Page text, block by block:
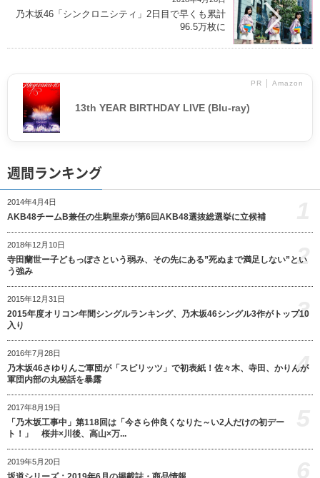
乃木坂46「シンクロニシティ」2日目で早くも累計
96.5万枚に
PR │ Amazon
13th YEAR BIRTHDAY LIVE (Blu-ray)
週間ランキング
2014年4月4日
AKB48チームB兼任の生駒里奈が第6回AKB48選抜総選挙に立候補
2018年12月10日
寺田蘭世ー子どもっぽさという弱み、その先にある”死ぬまで満足しない”とい
う強み
2
2015年12月31日
2015年度オリコン年間シングルランキング、乃木坂46シングル3作がトップ10
入り
3
2016年7月28日
乃木坂46さゆりんご軍団が「スピリッツ」で初表紙！佐々木、寺田、かりんが
軍団内部の丸秘話を暴露
4
2017年8月19日
「乃木坂工事中」第118回は「今さら仲良くなりた～い2人だけの初デー
ト！」 桜井×川後、高山×万...
2019年5月20日